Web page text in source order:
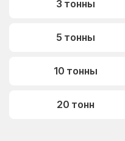
3 тонны
5 тонны
10 тонны
20 тонн